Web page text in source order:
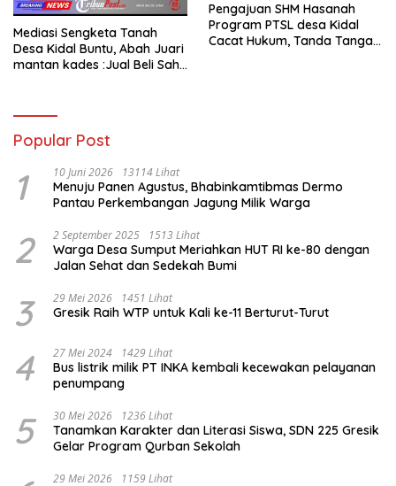
Mediasi Sengketa Tanah
Desa Kidal Buntu, Abah Juari
mantan kades :Jual Beli Sah,
Membatalkan Hak Warga.
Pengajuan SHM Hasanah
Program PTSL desa Kidal
Cacat Hukum, Tanda Tangan
Popular Post
1 10 Juni 2026 13114 Lihat
Menuju Panen Agustus, Bhabinkamtibmas Dermo
Pantau Perkembangan Jagung Milik Warga
2 2 September 2025 1513 Lihat
Warga Desa Sumput Meriahkan HUT RI ke-80 dengan
Jalan Sehat dan Sedekah Bumi ‎
3 29 Mei 2026 1451 Lihat
Gresik Raih WTP untuk Kali ke-11 Berturut-Turut
4 27 Mei 2024 1429 Lihat
Bus listrik milik PT INKA kembali kecewakan pelayanan
penumpang
5 30 Mei 2026 1236 Lihat
Tanamkan Karakter dan Literasi Siswa, SDN 225 Gresik
Gelar Program Qurban Sekolah
29 Mei 2026 1159 Lihat